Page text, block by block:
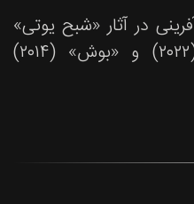
در آثار «شبح یوتی»
(۲۰۲۵)، «لیست پایانی» (۲۰۲۲) و «بوش» (۲۰۱۴)